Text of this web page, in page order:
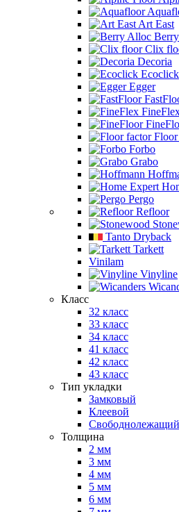
Art East
Clix
Decoria
Ecoclick
Egger
Floor
Forbo
Grabo
Pergo
Refloor
Tanto Dryback
Tarkett
Vinilam
Vinyline
Класс
32 класс
33 класс
34 класс
41 класс
42 класс
43 класс
Тип укладки
Замковый
Клеевой
Свободнолежащий
Толщина
2 мм
3 мм
4 мм
5 мм
6 мм